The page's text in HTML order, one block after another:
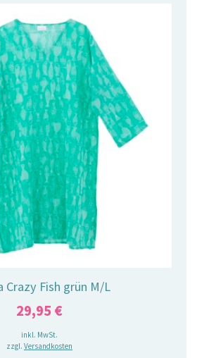
Crazy Fish grün M/L
29,95 €
inkl. MwSt.
zzgl. Versandkosten